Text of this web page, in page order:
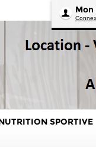
SPORTIVE